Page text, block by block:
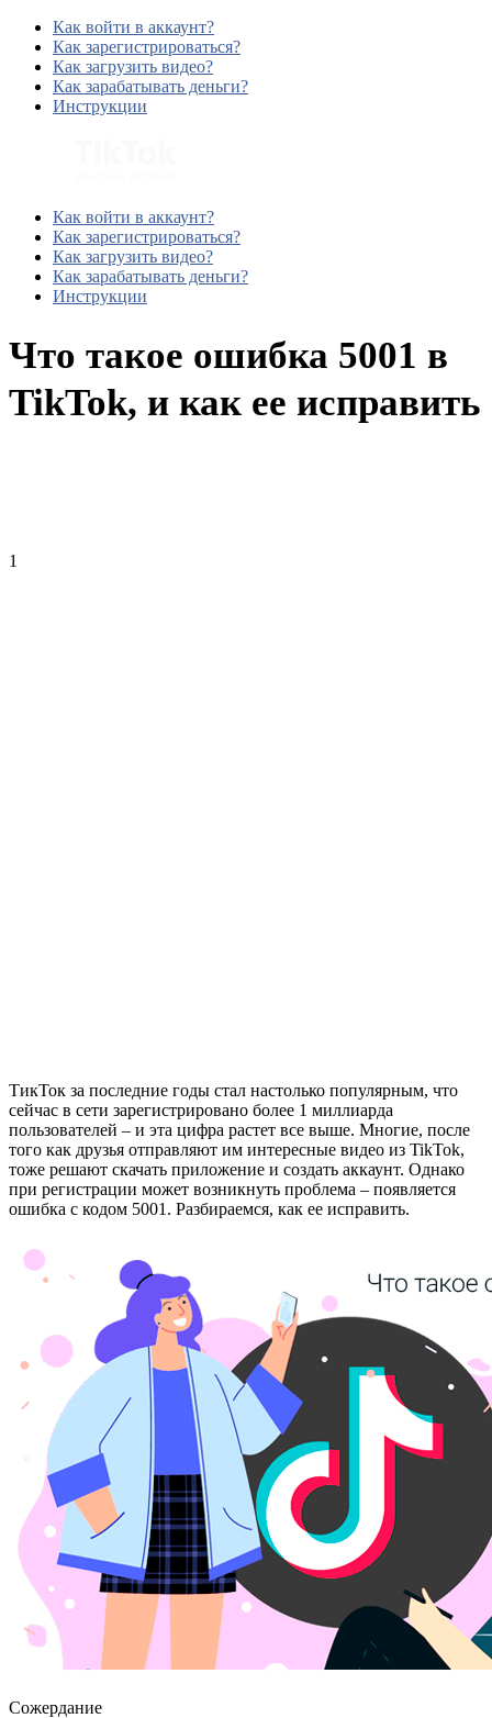
Как войти в аккаунт?
Как зарегистрироваться?
Как загрузить видео?
Как зарабатывать деньги?
Инструкции
Как войти в аккаунт?
Как зарегистрироваться?
Как загрузить видео?
Как зарабатывать деньги?
Инструкции
Что такое ошибка 5001 в
TikTok, и как ее исправить
1
ТикТок за последние годы стал настолько популярным, что
сейчас в сети зарегистрировано более 1 миллиарда
пользователей – и эта цифра растет все выше. Многие, после
того как друзья отправляют им интересные видео из TikTok,
тоже решают скачать приложение и создать аккаунт. Однако
при регистрации может возникнуть проблема – появляется
ошибка с кодом 5001. Разбираемся, как ее исправить.
Сожердание